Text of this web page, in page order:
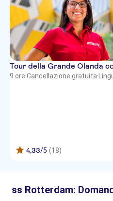
Tour della Grande Olanda
9 ore·Cancellazione gratuita·
4,33/5 (18)
ss Rotterdam: